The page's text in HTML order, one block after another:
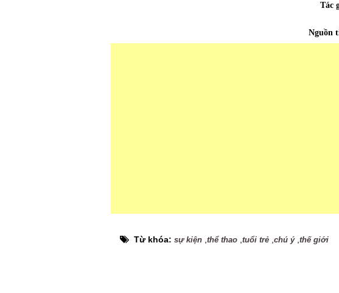
Tác
Nguồn
Từ khóa: sự kiện thể thao tuổi trẻ chú ý, thế giới